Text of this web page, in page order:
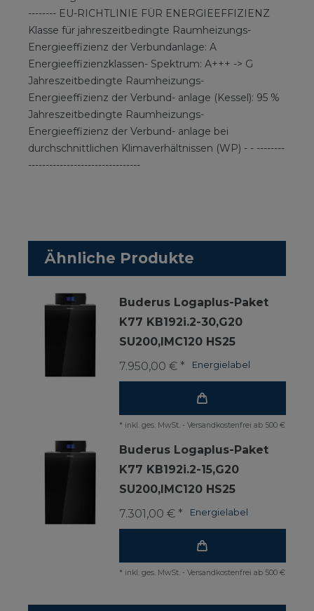
-------- EU-RICHTLINIE FÜR ENERGIEEFFIZIENZ
Klasse für jahreszeitbedingte Raumheizungs-
Energieeffizienz der Verbundanlage: A
Energieeffizienzklassen- Spektrum: A+++ -> G
Jahreszeitbedingte Raumheizungs-
Energieeffizienz der Verbund- anlage (Kessel): 95 %
Jahreszeitbedingte Raumheizungs-
Energieeffizienz der Verbund- anlage bei
durchschnittlichen Klimaverhältnissen (WP) - - --------
--------------------------------
Ähnliche Produkte
Buderus Logaplus-Paket
K77 KB192i.2-30,G20
SU200,IMC120 HS25
Energielabel
7.950,00 € *
* inkl. ges. MwSt. - Versandkostenfrei ab 500 €
Buderus Logaplus-Paket
K77 KB192i.2-15,G20
SU200,IMC120 HS25
Energielabel
7.301,00 € *
* inkl. ges. MwSt. - Versandkostenfrei ab 500 €